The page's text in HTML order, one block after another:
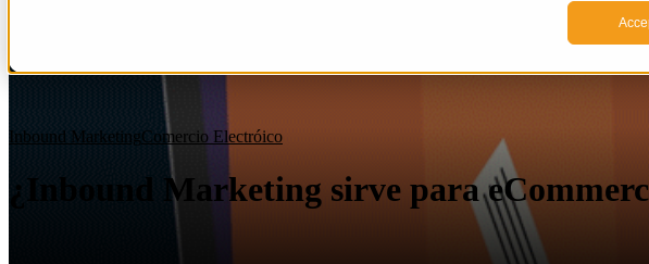
Inbound MarketingComercio Electróico
¿Inbound Marketing sirve para